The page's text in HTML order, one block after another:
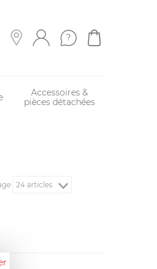
Accessoires &
pièces détachées